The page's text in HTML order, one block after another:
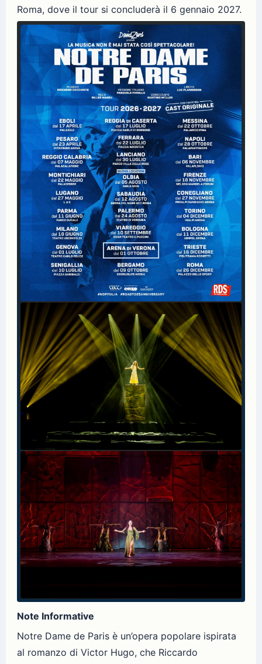
Roma, dove il tour si concluderà il 6 gennaio 2027.
Note Informative
Notre Dame de Paris è un’opera popolare ispirata
al romanzo di Victor Hugo, che Riccardo